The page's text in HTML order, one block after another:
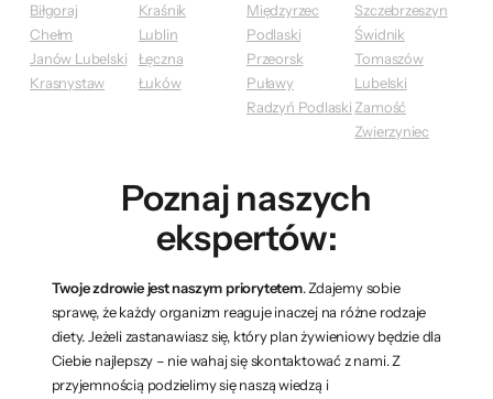
Biłgoraj
Chełm
Janów Lubelski
Krasnystaw
Kraśnik
Lublin
Łęczna
Łuków
Międzyrzec
Podlaski
Przeorsk
Puławy
Radzyń Podlaski
Szczebrzeszyn
Świdnik
Tomaszów
Lubelski
Zamość
Zwierzyniec
Poznaj naszych
ekspertów:
Twoje zdrowie jest naszym priorytetem. Zdajemy sobie
sprawę, że każdy organizm reaguje inaczej na różne rodzaje
diety. Jeżeli zastanawiasz się, który plan żywieniowy będzie dla
Ciebie najlepszy – nie wahaj się skontaktować z nami. Z
przyjemnością podzielimy się naszą wiedzą i